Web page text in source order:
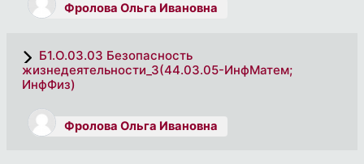
Фролова Ольга Ивановна
Б1.О.03.03 Безопасность
жизнедеятельности_3(44.03.05-ИнфМатем;
ИнфФиз)
Фролова Ольга Ивановна